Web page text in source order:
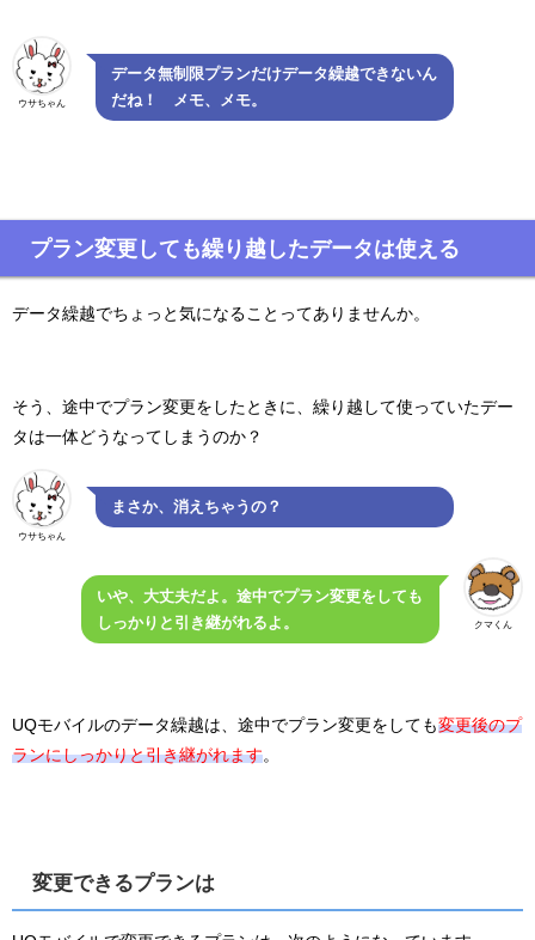
ウサちゃん
データ無制限プランだけデータ繰越できないん
だね！ メモ、メモ。
プラン変更しても繰り越したデータは使える
データ繰越でちょっと気になることってありませんか。
そう、途中でプラン変更をしたときに、繰り越して使っていたデー
タは一体どうなってしまうのか？
ウサちゃん
まさか、消えちゃうの？
クマくん
いや、大丈夫だよ。途中でプラン変更をしても
しっかりと引き継がれるよ。
UQモバイルのデータ繰越は、途中でプラン変更をしても変更後のプ
ランにしっかりと引き継がれます
変更できるプランは